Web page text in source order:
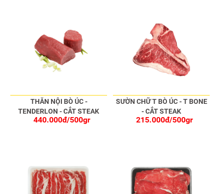
THĂN NỘI BÒ ÚC -
TENDERLON - CẮT STEAK
440.000đ/500gr
SƯỜN CHỮ T BÒ ÚC - T BONE
- CẮT STEAK
215.000đ/500gr